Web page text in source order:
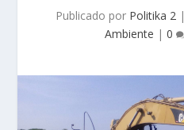
Publicado por Politika 2|
Ambiente | 0